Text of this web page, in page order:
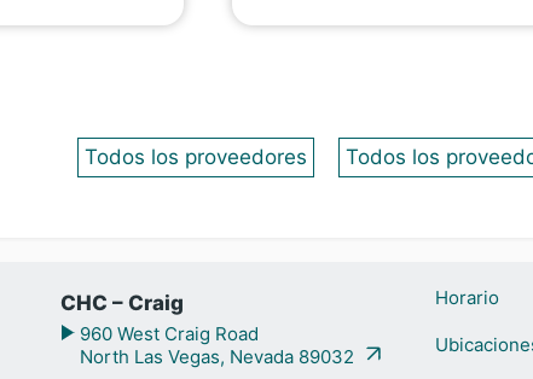
Todos los proveedores Todos los
CHC – Craig
960 West Craig Road
North Las Vegas, Nevada 89032
Horario